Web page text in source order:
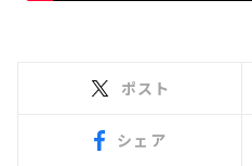
ポスト
シェア